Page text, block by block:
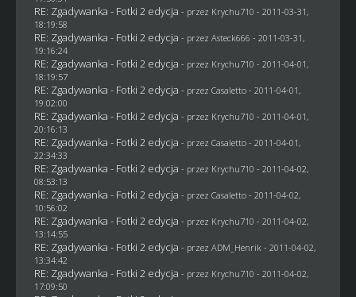
RE: Zgadywanka - Fotki 2 edycja - przez Krychu710 - 2011-03-31,
18:19:58
RE: Zgadywanka - Fotki 2 edycja - przez Asteck666 - 2011-03-31,
19:16:24
RE: Zgadywanka - Fotki 2 edycja - przez Krychu710 - 2011-04-01,
18:19:57
RE: Zgadywanka - Fotki 2 edycja - przez Casaletto- 2011-04-01,
19:02:00
RE: Zgadywanka - Fotki 2 edycja - przez Krychu710 - 2011-04-01,
20:16:13
RE: Zgadywanka - Fotki 2 edycja - przez Casaletto- 2011-04-01,
22:34:33
RE: Zgadywanka - Fotki 2 edycja - przez Krychu710 - 2011-04-02,
08:53:13
RE: Zgadywanka - Fotki 2 edycja - przez Casaletto- 2011-04-02,
10:56:02
RE: Zgadywanka - Fotki 2 edycja - przez Krychu710 - 2011-04-02,
13:14:55
RE: Zgadywanka - Fotki 2 edycja - przez ADM_Henrik - 2011-04-02,
13:34:42
RE: Zgadywanka - Fotki 2 edycja - przez Krychu710 - 2011-04-02,
17:09:50